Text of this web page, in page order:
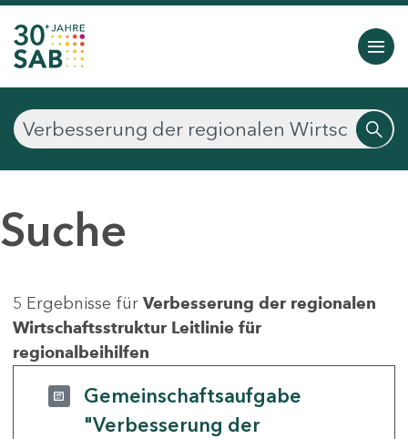
Suche
5 Ergebnisse für Verbesserung der regionalen
Wirtschaftsstruktur Leitlinie für
regionalbeihilfen
Gemeinschaftsaufgabe
"Verbesserung der